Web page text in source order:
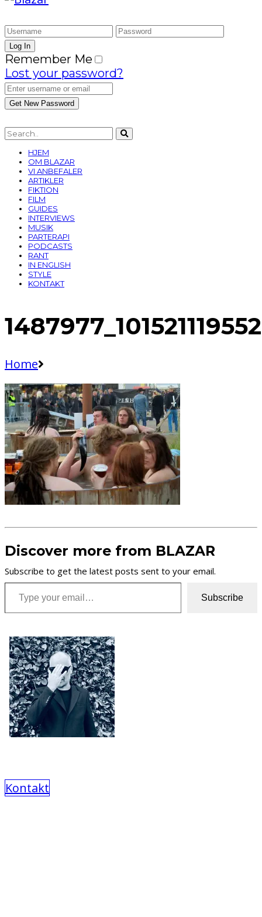
Remember Me
Lost your password?
HJEM
OM BLAZAR
VI ANBEFALER
ARTIKLER
FIKTION
FILM
GUIDES
INTERVIEWS
MUSIK
PARTERAPI
PODCASTS
RANT
IN ENGLISH
STYLE
KONTAKT
Home
Discover more from BLAZAR
Subscribe to get the latest posts sent to your email.
Type your email…
Subscribe
Kontakt